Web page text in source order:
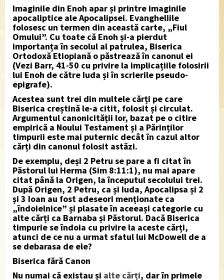
Imaginile din Enoh apar și printre imaginile
apocaliptice ale Apocalipsei. Evangheliile
folosesc un termen din această carte, „Fiul
Omului”. Cu toate că Enoh și-a pierdut
importanța în secolul al patrulea, Biserica
Ortodoxă Etiopiană o păstrează în canonul ei
(Vezi Barr, 41-50 cu privire la implicațiile folosirii
lui Enoh de către Iuda și în scrierile pseudo-
epigrafe).
Acestea sunt trei din multele cărți pe care
Biserica creștină le-a citit, folosit și circulat.
Argumentul canonicității lor, bazat pe o citire
empirică a Noului Testament și a Părinților
timpurii este mai puternic decât în cazul altor
cărți din canonul folosit astăzi.
De exemplu, deși 2 Petru se pare a fi citat în
Păstorul lui Herma (Sim 8:11:1), nu mai apare
citat până la Origen, la începutul secolului trei.
După Origen, 2 Petru, ca și Iuda, Apocalipsa și 2
și 3 Ioan au fost adeseori menționate ca
„îndoielnice” și plasate în aceeași categorie cu
alte cărți ca Barnaba și Păstorul. Dacă Biserica
timpurie se îndoia cu privire la aceste cărți,
atunci de ce nu a urmat sfatul lui McDowell de a
se debarasa de ele?
Biserica fără Canon
Nu numai că existau și alte cărți, dar în primele